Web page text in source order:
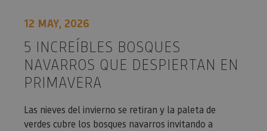
12 MAY, 2026
5 INCREÍBLES BOSQUES
NAVARROS QUE DESPIERTAN EN
PRIMAVERA
Las nieves del invierno se retiran y la paleta de
verdes cubre los bosques navarros invitando a